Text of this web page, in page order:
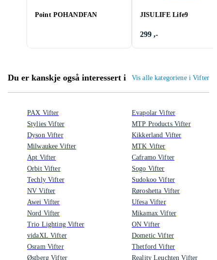
Point POHANDFAN JISULIFE Life9
299 ,-
Du er kanskje også interessert i Vis alle kategoriene i Vifter
PAX Vifter
Stylies Vifter
Dyson Vifter
Milwaukee Vifter
Apt Vifter
Orbit Vifter
Techly Vifter
NV Vifter
Awei Vifter
Nord Vifter
Trio Lighting Vifter
vidaXL Vifter
Osram Vifter
Østberg Vifter
Evapolar Vifter
MTP Products Vifter
Kikkerland Vifter
MTK Vifter
Caframo Vifter
Sogo Vifter
Sudokoo Vifter
Røroshetta Vifter
Ufesa Vifter
Mikamax Vifter
ON Vifter
Dometic Vifter
Thetford Vifter
Reality Leuchten Vifter